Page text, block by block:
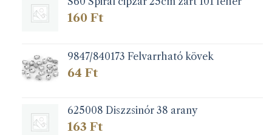
160 Ft
9847/840173 Felvarrható kövek
64 Ft
625008 Diszzsinór 38 arany
163 Ft